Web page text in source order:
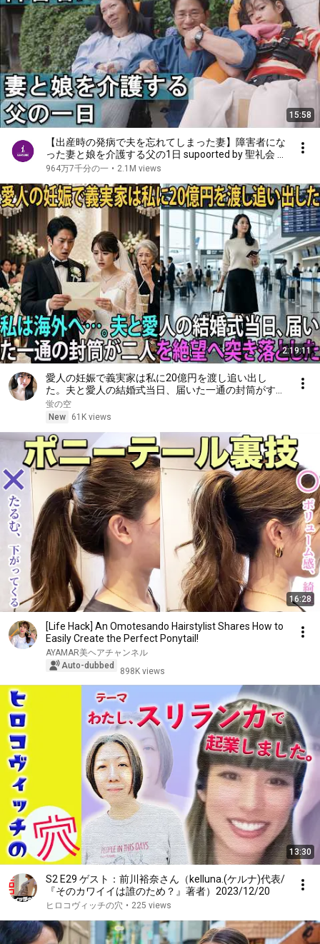
15:58
【出産時の発病で夫を忘れてしまった妻】障害者にな
った妻と娘を介護する父の1日 supoorted by 聖礼会 #
聖礼会 #ジャパンバリアフリープロジェクト #共生
964万7千分の一 • 2.1M views
2:19:11
愛人の妊娠で義実家は私に20億円を渡し追い出し
た。夫と愛人の結婚式当日、届いた一通の封筒がすべ
てを終わらせた――| 感動する話 | スカッとする話
蛍の空
New
61K views
16:28
[Life Hack] An Omotesando Hairstylist Shares How to
Easily Create the Perfect Ponytail!
AYAMAR美ヘアチャンネル
Auto-dubbed
898K views
13:30
S2 E29 ゲスト：前川裕奈さん（kelluna.(ケルナ)代表/
『そのカワイイは誰のため？』著者）2023/12/20
ヒロコヴィッチの穴 • 225 views